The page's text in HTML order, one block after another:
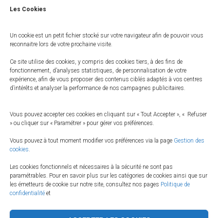
Les Cookies
Un cookie est un petit fichier stocké sur votre navigateur afin de pouvoir vous
reconnaitre lors de votre prochaine visite.
Ce site utilise des cookies, y compris des cookies tiers, à des fins de
fonctionnement, d’analyses statistiques, de personnalisation de votre
expérience, afin de vous proposer des contenus ciblés adaptés à vos centres
d’intérêts et analyser la performance de nos campagnes publicitaires.
Vous pouvez accepter ces cookies en cliquant sur « Tout Accepter », « Refuser
» ou cliquer sur « Paramétrer » pour gérer vos préférences.
Vous pouvez à tout moment modifier vos préférences via la page Gestion des
cookies
Les cookies fonctionnels et nécessaires à la sécurité ne sont pas
paramétrables. Pour en savoir plus sur les catégories de cookies ainsi que sur
les émetteurs de cookie sur notre site, consultez nos pages Politique de
confidentialité et
Des scripts téléphoniques sur-mesure
Pour une prestation la plus adaptée possible, nous vous proposons
d’élaborer les scripts téléphoniques en étroite collaboration avec notre
Cette méthodologie ‘main dans la main’ a dores et déjà fait ses preuves et
nous permet d’apporter des solutions sur-mesure pour les grandes
Si toutefois la démarche vous semble ardue, vous pourrez compter sur
d’externalisation d’appels.
Télésecrétariat